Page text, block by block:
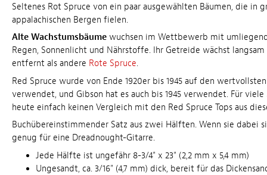
Seltenes Rot Spruce von ein paar ausgewählten Bäumen, die in
appalachischen Bergen fielen.
Alte Wachstumsbäume wuchsen im Wettbewerb mit
Regen, Sonnenlicht und Nährstoffe. Ihr Getreide wächst
entfernt als andere Rote Spruce.
Red Spruce wurde von Ende 1920er bis 1945 auf den
verwendet, und Gibson hat es auch bis 1945 verwendet. Für
heute einfach keinen Vergleich mit den Red Spruce Tops aus
Buchübereinstimmender Satz aus zwei Hälften. Wenn sie dabei
genug für eine Dreadnought-Gitarre.
Jede Hälfte ist ungefähr 8-3/4" x 23" (2,2 mm x 5,4 mm)
Ungesandt, ca. 3/16" (4,7 mm) dick, bereit für das